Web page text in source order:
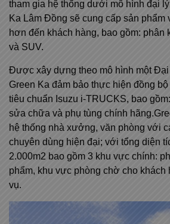
tham gia hệ thống dưới mô hình đại
Ka Lâm Đồng sẽ cung cấp sản phẩm
hơn đến khách hàng, bao gồm: phân
và SUV.
Được xây dựng theo mô hình một Đại
Green Ka đảm bảo thực hiện đồng
tiêu chuẩn Isuzu i-TRUCKS, bao
sửa chữa và phụ tùng chính
hệ thống nhà xưởng, văn phòng với
chuyên dùng hiện đại; với tổng diện
2.000m2 bao gồm 3 khu vực chính:
phẩm, khu vực phòng chờ cho
vụ.